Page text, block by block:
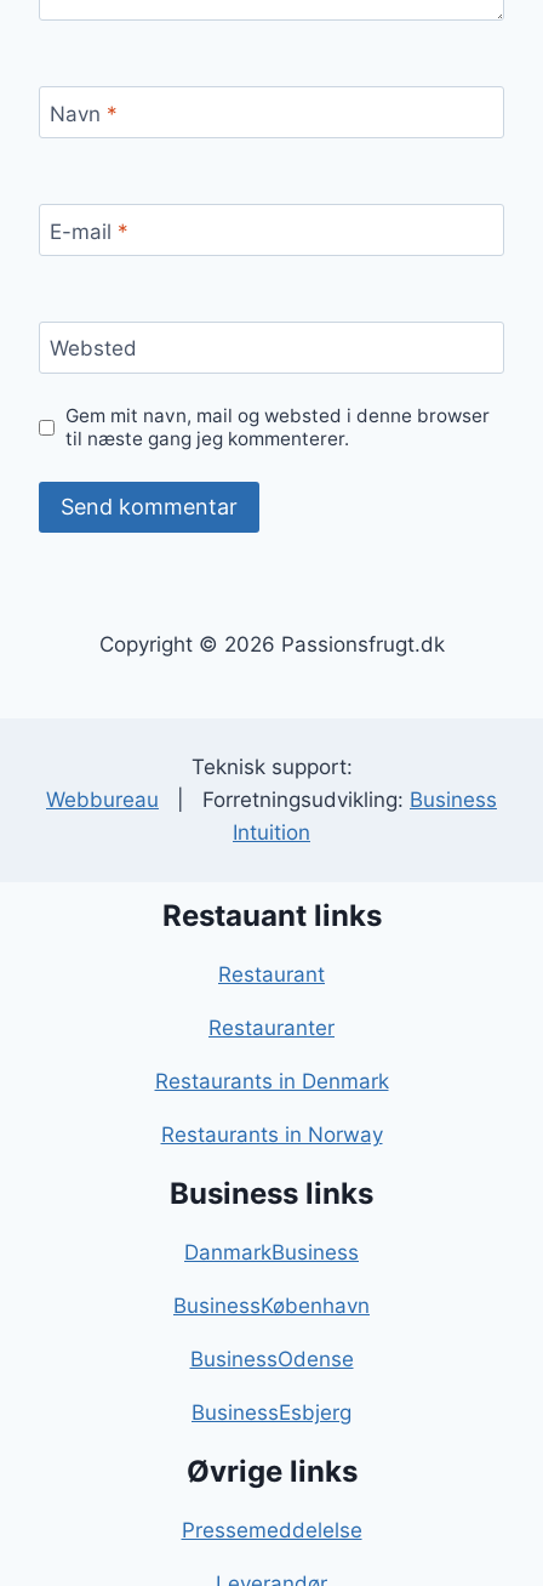
Navn *
E-mail *
Websted
Gem mit navn, mail og websted i denne browser
til næste gang jeg kommenterer.
Copyright © 2026 Passionsfrugt.dk
Teknisk support:
Webbureau | Forretningsudvikling: Business
Intuition
Restauant links
Restaurant
Restauranter
Restaurants in Denmark
Restaurants in Norway
Business links
DanmarkBusiness
BusinessKøbenhavn
BusinessOdense
BusinessEsbjerg
Øvrige links
Pressemeddelelse